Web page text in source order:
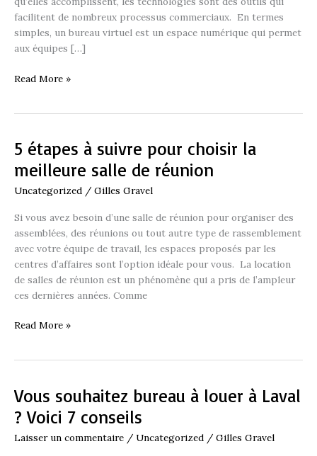
facilitent de nombreux processus commerciaux. En termes
simples, un bureau virtuel est un espace numérique qui permet
aux équipes […]
Read More »
5 étapes à suivre pour choisir la
meilleure salle de réunion
Uncategorized / Gilles Gravel
Si vous avez besoin d’une salle de réunion pour organiser des
assemblées, des réunions ou tout autre type de rassemblement
avec votre équipe de travail, les espaces proposés par les
centres d’affaires sont l’option idéale pour vous. La location
de salles de réunion est un phénomène qui a pris de l’ampleur
ces dernières années. Comme
5
étapes
à
suivre
choisir
la
meilleure
salle
de
réunion
Read More »
Vous souhaitez bureau à louer à Laval
? Voici 7 conseils
Laisser un commentaire / Uncategorized / Gilles Gravel
Vous
bureau
à